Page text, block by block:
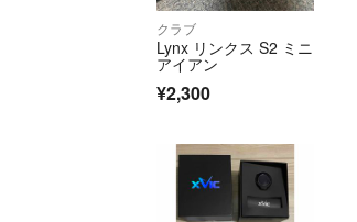
クラブ
Lynx リンクス S2 ミニ
アイアン
¥2,300